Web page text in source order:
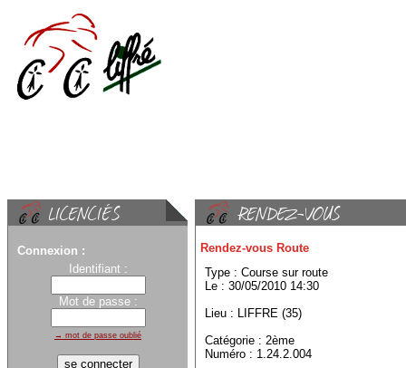
Connexion :
Identifiant :
Mot de passe :
→ mot de passe oublié
Rendez-vous Route
Type : Course sur route
Le : 30/05/2010 14:30
Lieu : LIFFRE (35)
Catégorie : 2ème
Numéro : 1.24.2.004